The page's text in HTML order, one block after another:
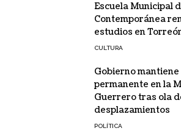
Escuela Municipal
Contemporánea
estudios en
CULTURA
Gobierno
permanente en la
Guerrero tras ola
desplazamientos
POLÍTICA